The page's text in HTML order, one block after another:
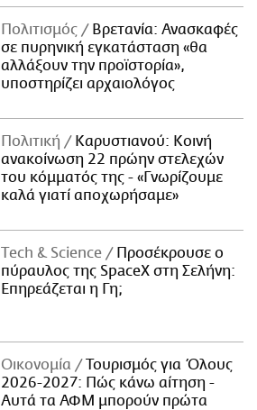
Πολιτισμός
Βρετανία: Ανασκαφές
σε πυρηνική εγκατάσταση «θα
αλλάξουν την προϊστορία»,
υποστηρίζει αρχαιολόγος
Πολιτική
Καρυστιανού: Κοινή
ανακοίνωση 22 πρώην στελεχών
του κόμματός της - «Γνωρίζουμε
καλά γιατί αποχωρήσαμε»
Τech & Science
Προσέκρουσε ο
πύραυλος της SpaceX στη Σελήνη:
Επηρεάζεται η Γη;
Οικονομία
Τουρισμός για Όλους
2026-2027: Πώς κάνω αίτηση -
Αυτά τα ΑΦΜ μπορούν πρώτα